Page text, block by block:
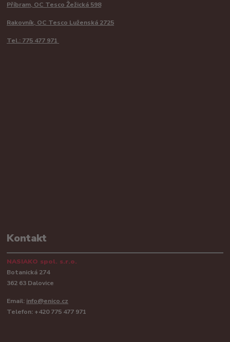
Příbram, OC Tesco Žežická 598
Rakovník, OC Tesco Luženská 2725
Tel.: 775 477 971
Kontakt
NASIAKO spol. s.r.o.
Botanická 274
362 63 Dalovice
Email: info@enico.cz
Telefon: +420 775 477 971